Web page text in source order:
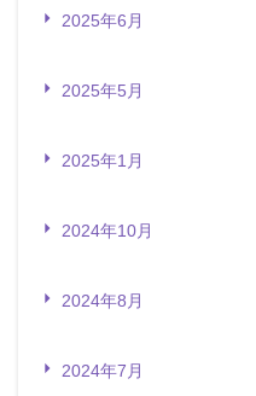
2025年6月
2025年5月
2025年1月
2024年10月
2024年8月
2024年7月